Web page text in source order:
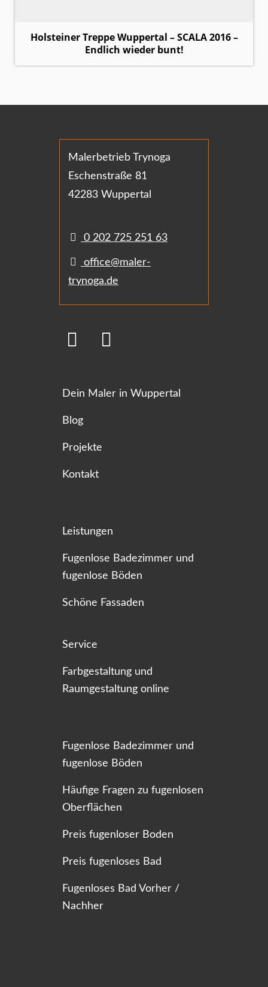
Holsteiner Treppe Wuppertal – SCALA 2016 –
Endlich wieder bunt!
Malerbetrieb Trynoga
Eschenstraße 81
42283 Wuppertal
0 202 725 251 63
office@maler-
trynoga.de
Dein Maler in Wuppertal
Blog
Projekte
Kontakt
Leistungen
Fugenlose Badezimmer und
fugenlose Böden
Schöne Fassaden
Service
Farbgestaltung und
Raumgestaltung online
Fugenlose Badezimmer und
fugenlose Böden
Häufige Fragen zu fugenlosen
Oberflächen
Preis fugenloser Boden
Preis fugenloses Bad
Fugenloses Bad Vorher /
Nachher